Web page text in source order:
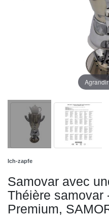
Ich-zapfe
Samovar avec
Théière samovar
Premium,